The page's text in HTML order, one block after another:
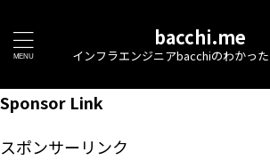
bacchi.me
インフラエンジニアbacchiのわかっ
Sponsor Link
スポンサーリンク